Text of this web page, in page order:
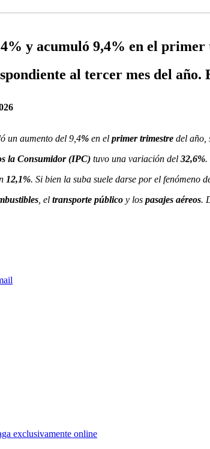
y acumuló 9,4% en el
al tercer mes del año.
un aumento del 9,4% en el primer trimestre del año,
la Consumidor (IPC) tuvo una variación del 32,6%.
12,1%. Si bien la suba suele darse por el fenómeno
, el transporte público y los pasajes aéreos.
exclusivamente online